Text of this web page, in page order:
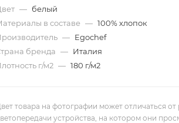
— белый
в составе — 100% хлопок
— Egochef
бренда — Италия
г/м2 — 180 г/м2
товара на фотографии может отличаться
устройства, на котором они